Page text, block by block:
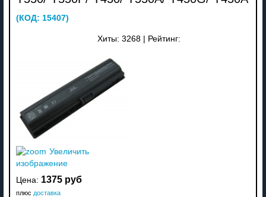
(КОД: 15407)
Хиты: 3268 Рейтинг:
Увеличить
изображение
Цена: 1375 руб
плюс доставка